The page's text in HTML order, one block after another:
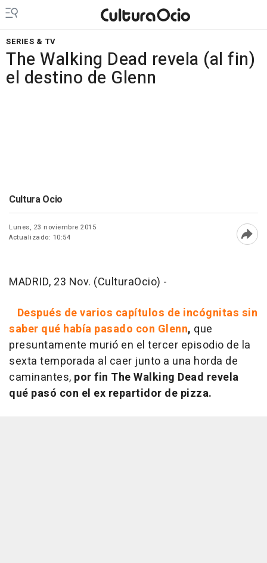
SERIES & TV
The Walking Dead revela (al fin)
el destino de Glenn
Cultura Ocio
Lunes, 23 noviembre 2015
Actualizado: 10:54
MADRID, 23 Nov. (CulturaOcio) -
Después de varios capítulos de incógnitas sin
saber qué había pasado con Glenn, que
presuntamente murió en el tercer episodio de la
sexta temporada al caer junto a una horda de
caminantes, por fin The Walking Dead revela
qué pasó con el ex repartidor de pizza.